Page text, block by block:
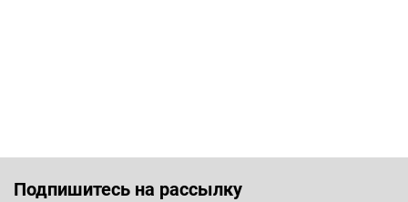
Подпишитесь на рассылку